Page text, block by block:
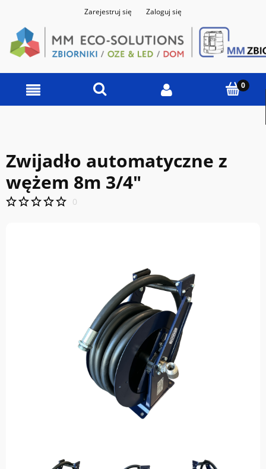
Zarejestruj się Zaloguj się
Zwijadło automatyczne z
wężem 8m 3/4"
0